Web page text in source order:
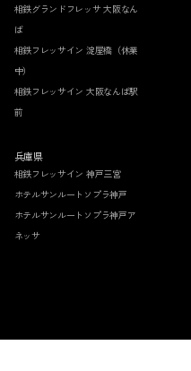
相鉄グランドフレッサ 大阪なん
ば
相鉄フレッサイン 淀屋橋（休業
中）
相鉄フレッサイン 大阪なんば駅
前
兵庫県
相鉄フレッサイン 神戸三宮
ホテルサンルートソプラ神戸
ホテルサンルートソプラ神戸ア
ネッサ